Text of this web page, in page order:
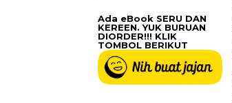
Ada eBook SERU DAN
KEREEN. YUK BURUAN
DIORDER!!! KLIK
TOMBOL BERIKUT